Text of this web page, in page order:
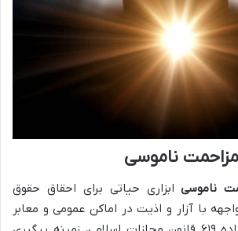
ناموسی
ناموسیابزاری حیاتی برای احقاق حقوق
با آزار و اذیت در اماکن عمومی و معابر